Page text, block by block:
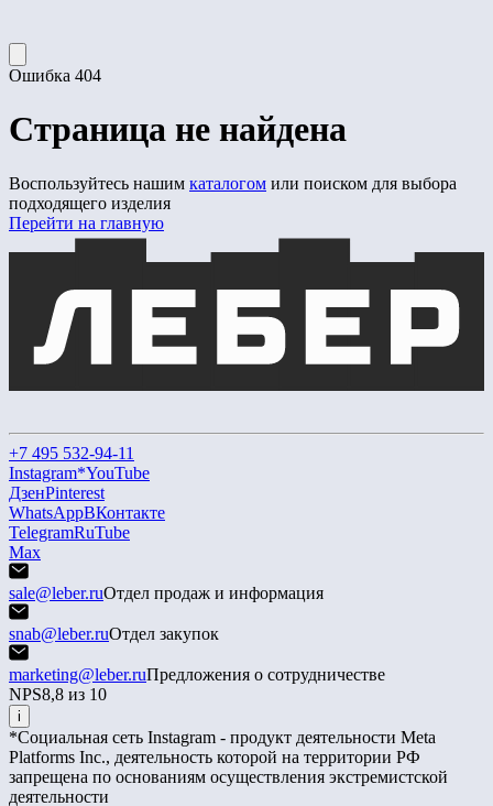
Ошибка 404
Страница не найдена
Воспользуйтесь нашим каталогом или поиском для выбора
подходящего изделия
Перейти на главную
+7 495 532-94-11
Instagram*YouTube
ДзенPinterest
WhatsAppВКонтакте
TelegramRuTube
Max
sale@leber.ruОтдел продаж и информация
snab@leber.ruОтдел закупок
marketing@leber.ruПредложения о сотрудничестве
NPS8,8 из 10
i
*Социальная сеть Instagram - продукт деятельности Meta
Platforms Inc., деятельность которой на территории РФ
запрещена по основаниям осуществления экстремистской
деятельности